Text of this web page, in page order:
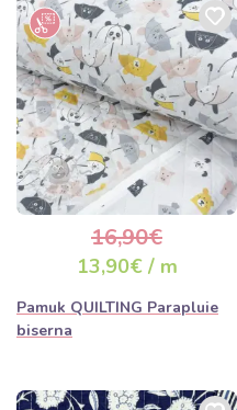
16,90€
13,90€ / m
Pamuk QUILTING Parapluie
biserna